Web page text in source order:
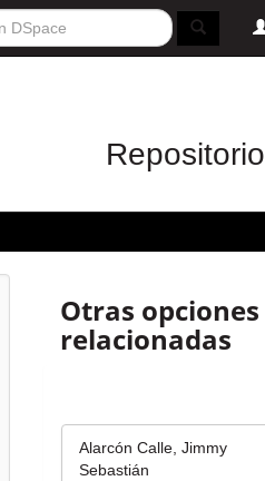
Repositorio
Otras opciones
relacionadas
Alarcón Calle, Jimmy
Sebastián